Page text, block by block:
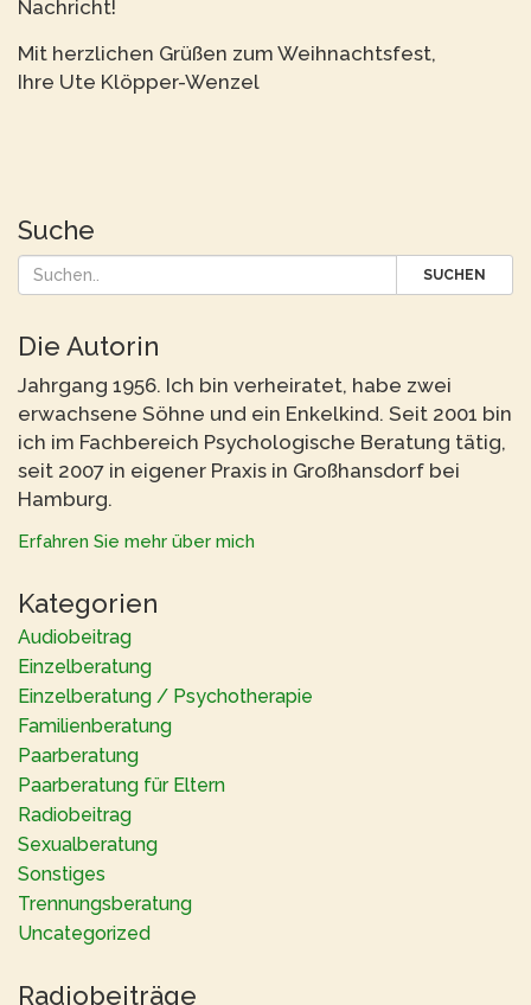
Nachricht!
Mit herzlichen Grüßen zum Weihnachtsfest,
Ihre Ute Klöpper-Wenzel
Suche
SUCHEN
Die Autorin
Jahrgang 1956. Ich bin verheiratet, habe zwei
erwachsene Söhne und ein Enkelkind. Seit 2001 bin
ich im Fachbereich Psychologische Beratung tätig,
seit 2007 in eigener Praxis in Großhansdorf bei
Hamburg.
Erfahren Sie mehr über mich
Kategorien
Audiobeitrag
Einzelberatung
Einzelberatung / Psychotherapie
Familienberatung
Paarberatung
Paarberatung für Eltern
Radiobeitrag
Sexualberatung
Sonstiges
Trennungsberatung
Uncategorized
Radiobeiträge